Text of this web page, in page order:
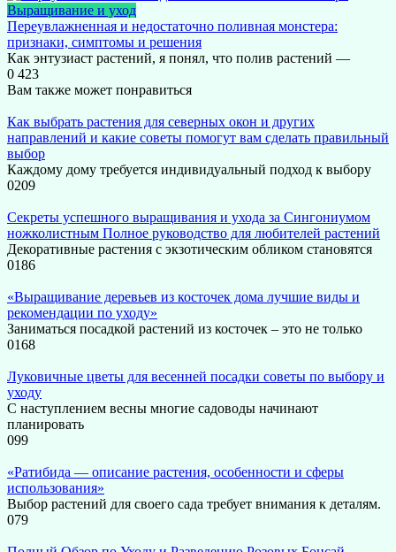
Выращивание и уход
Переувлажненная и недостаточно поливная монстера:
признаки, симптомы и решения
Как энтузиаст растений, я понял, что полив растений —
0 423
Вам также может понравиться
Как выбрать растения для северных окон и других
направлений и какие советы помогут вам сделать правильный
выбор
Каждому дому требуется индивидуальный подход к выбору
0209
Секреты успешного выращивания и ухода за Сингониумом
ножколистным Полное руководство для любителей растений
Декоративные растения с экзотическим обликом становятся
0186
«Выращивание деревьев из косточек дома лучшие виды и
рекомендации по уходу»
Заниматься посадкой растений из косточек – это не только
0168
Луковичные цветы для весенней посадки советы по выбору и
уходу
С наступлением весны многие садоводы начинают
планировать
099
«Ратибида — описание растения, особенности и сферы
использования»
Выбор растений для своего сада требует внимания к деталям.
079